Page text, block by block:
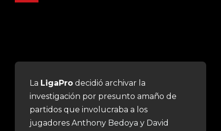
La LigaPro decidió archivar la
investigación por presunto amaño de
partidos que involucraba a los
jugadores Anthony Bedoya y David